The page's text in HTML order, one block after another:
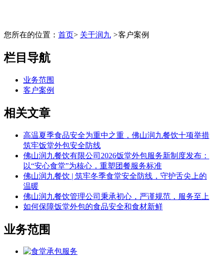
您所在的位置： 首页> 关于润九 >客户案例
栏目导航
业务范围
客户案例
相关文章
高温夏季食品安全为重中之重，佛山润九餐饮十项举措
筑牢饭堂外包安全防线
佛山润九餐饮有限公司2026饭堂外包服务新制度发布：
以“安心食堂”为核心，重塑团餐服务标准
佛山润九餐饮 | 筑牢冬季食堂安全防线，守护舌尖上的
温暖
佛山润九餐饮管理公司秉承初心，严谨规范，服务至上
如何保障饭堂外包的食品安全和食材新鲜
业务范围